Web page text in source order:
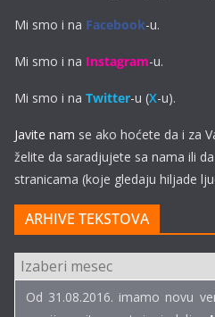
Mi smo i na Facebook-u.
Mi smo i na Instagram-u.
Mi smo i na Twitter-u (X-u).
Javite nam se ako hoćete da i za
želite da saradjujete sa nama ili
stranicama (koje gledaju hiljade
ARHIVE TEKSTOVA
ARHIVE
TEKSTOVA
Od 31.08.2016. imamo novu